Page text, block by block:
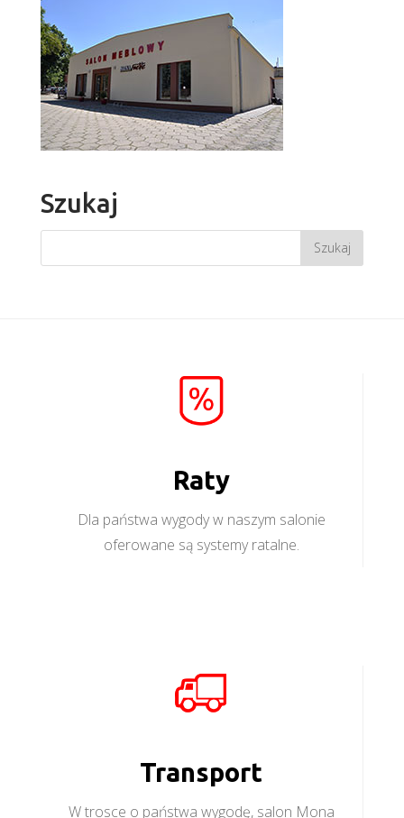
Szukaj
Raty
Dla państwa wygody w naszym salonie
oferowane są systemy ratalne.
Transport
W trosce o państwa wygodę, salon Mona